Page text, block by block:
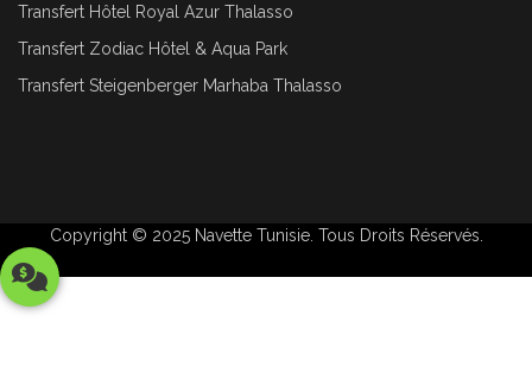
Transfert Hôtel Royal Azur Thalasso
Transfert Zodiac Hôtel & Aqua Park
Transfert Steigenberger Marhaba Thalasso
Copyright © 2025 Navette Tunisie. Tous Droits Réservés.